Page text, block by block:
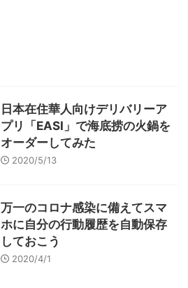
日本在住華人向けデリバリーア
プリ「EASI」で海底捞の火鍋を
オーダーしてみた
2020/5/13
万一のコロナ感染に備えてスマ
ホに自分の行動履歴を自動保存
しておこう
2020/4/1